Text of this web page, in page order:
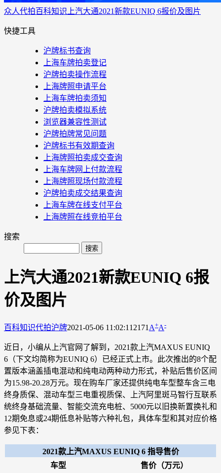
众人代拍百科知识 上汽大通2021新款EUNIQ 6报价及图片
快捷工具
沪牌标书查询
上海车牌拍卖登记
沪牌拍卖操作流程
上海牌照申请平台
上海车牌拍卖须知
沪牌拍卖模拟系统
浏览器兼容性测试
沪牌拍牌常见问题
沪牌标书有效期查询
上海牌照拍卖成交查询
上海车牌网上付款流程
上海牌照现场付款流程
沪牌拍卖成交结果查询
上海车牌在线支付平台
上海牌照在线竞拍平台
搜索
上汽大通2021新款EUNIQ 6报
价及图片
百科知识代拍沪牌2021-05-06 11:02:11 2171 A+A-
近日，小编从上汽官网了解到，2021款上汽MAXUS EUNIQ
6（下文均简称为EUNIQ 6）已经正式上市。此次推出的8个配
置版本涵盖插电混动和纯电动两种动力形式，补贴后售价区间
为15.98-20.28万元。现在购车厂家还提供纯电车型整车含三电
终身质保、混动车型三电重视质保、上汽阿里斑马智行互联系
统终身基础流量、智能交流充电桩、5000元以旧换新置换礼和
12期免息或24期低息补贴等六种礼包，具体车型和其对应价格
参见下表：
2021款上汽MAXUS EUNIQ 6 指导售价
车型
售价（万元）